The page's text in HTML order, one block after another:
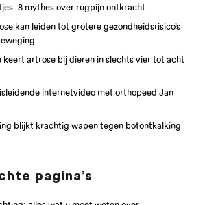
8 mythes over rugpijn ontkracht
kan leiden tot grotere gezondheidsrisico’s
keert artrose bij dieren in slechts vier tot acht
internetvideo met orthopeed Jan
blijkt krachtig wapen tegen botontkalking
pagina’s